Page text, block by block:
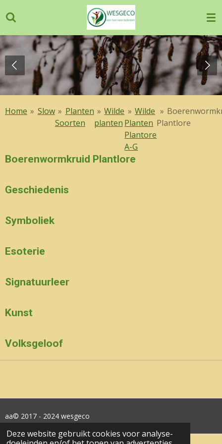
Deze website gebruikt cookies voor analyse-
direct
naar
de
hoofdinhoud
Home » Slow » Planten
Soorten
» Wilde
planten
» Wilde
Planten
Plantore
A-G
»
Plantlore
Boerenwormkruid Plantlore
Geschiedenis
Symboliek
Esoterie
Signatuurleer
Kunst
Volksgeloof
aa© 2017 - 2024 wesgeco